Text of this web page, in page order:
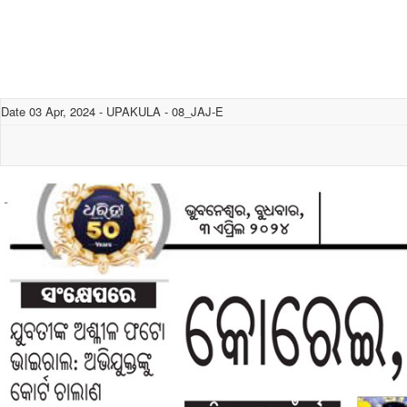
Date 03 Apr, 2024 - UPAKULA - 08_JAJ-E